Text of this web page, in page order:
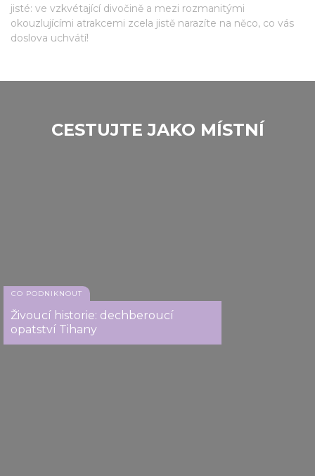
jisté: ve vzkvétající divočině a mezi rozmanitými
okouzlujícími atrakcemi zcela jistě narazíte na něco, co vás
doslova uchvátí!
CESTUJTE JAKO MÍSTNÍ
CO PODNIKNOUT
Živoucí historie: dechberoucí
opatství Tihany